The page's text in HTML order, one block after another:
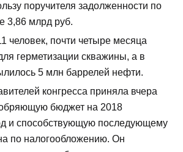
поручителя задолженности по
3,86 млрд руб.
человек, почти четыре месяца
герметизации скважины, а в
5 млн баррелей нефти.
конгресса приняла вчера
бюджет на 2018
и способствующую последующему
по налогообложению. Он